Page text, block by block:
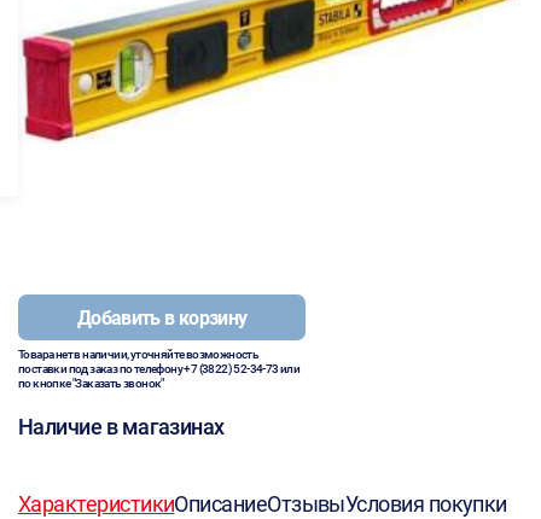
Добавить в корзину
Товара нет в наличии, уточняйте возможность
поставки под заказ по телефону+7 (3822) 52-34-73или
по кнопке "Заказать звонок"
Наличие в магазинах
ХарактеристикиОписаниеОтзывыУсловия покупки